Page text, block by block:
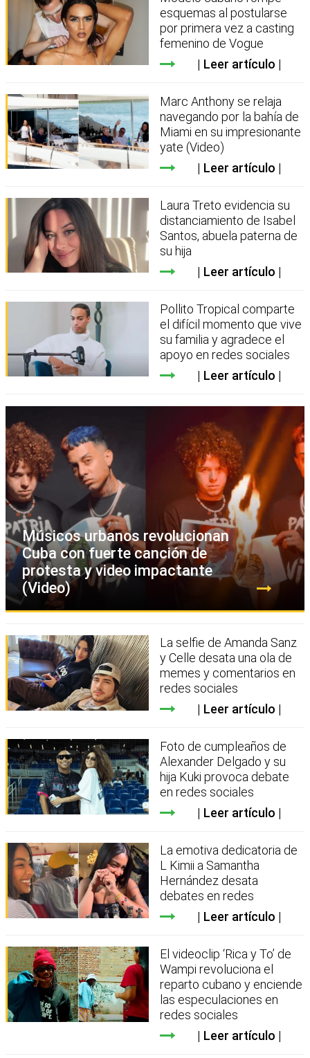
esquemas al postularse
por primera vez a casting
femenino de Vogue
Leer artículo
Marc Anthony se relaja
navegando por la bahía de
Miami en su impresionante
yate (Video)
Leer artículo
Laura Treto evidencia su
distanciamiento de Isabel
Santos, abuela paterna de
su hija
Leer artículo
Pollito Tropical comparte
el difícil momento que vive
su familia y agradece el
apoyo en redes sociales
Leer artículo
Músicos urbanos revolucionan
Cuba con fuerte canción de
protesta y video impactante
(Video)
La selfie de Amanda Sanz
y Celle desata una ola de
memes y comentarios en
redes sociales
Leer artículo
Foto de cumpleaños de
Alexander Delgado y su
hija Kuki provoca debate
en redes sociales
Leer artículo
La emotiva dedicatoria de
L Kimii a Samantha
Hernández desata
debates en redes
Leer artículo
El videoclip ‘Rica y To’ de
Wampi revoluciona el
reparto cubano y enciende
las especulaciones en
redes sociales
Leer artículo